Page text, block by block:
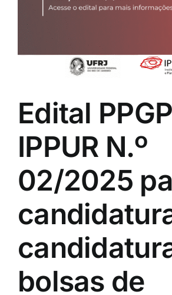
Eventos e Certificados
Comunicação
Edital
IPPUR N.º
02/2025
bolsas de